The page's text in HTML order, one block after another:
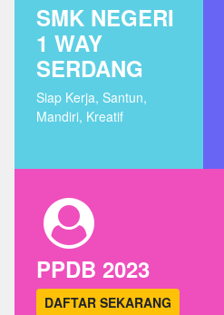
SMK NEGERI
1 WAY
SERDANG
Siap Kerja, Santun,
Mandiri, Kreatif
PPDB 2023
DAFTAR SEKARANG